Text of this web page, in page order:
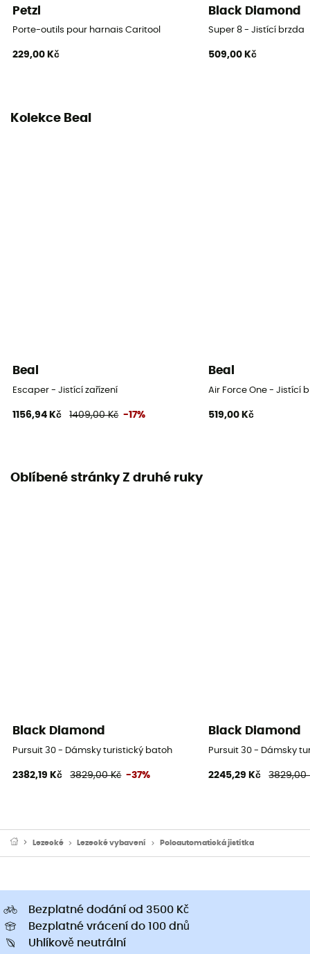
Petzl
Porte-outils pour harnais Caritool
229,00 Kč
Black Diamond
Super 8 - Jistící brzda
509,00 Kč
Kolekce Beal
Beal
Escaper - Jistící zařízení
1156,94 Kč 1409,00 Kč -17%
Beal
Air Force One - Jistící
519,00 Kč
Oblíbené stránky Z druhé ruky
Black Diamond
Pursuit 30 - Dámsky turistický batoh
2382,19 Kč 3829,00 Kč -37%
Black Diamond
Pursuit 30 - Dámsky
2245,29 Kč 3829,00
Lezecké Lezecké vybavení Poloautomatická jistítka
Bezplatné dodání od 3500 Kč
Bezplatné vrácení do 100 dnů
Uhlíkově neutrální